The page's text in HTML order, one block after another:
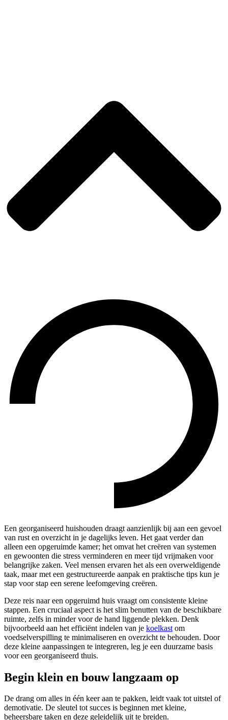
Een georganiseerd huishouden draagt aanzienlijk bij aan een gevoel
van rust en overzicht in je dagelijks leven. Het gaat verder dan
alleen een opgeruimde kamer; het omvat het creëren van systemen
en gewoonten die stress verminderen en meer tijd vrijmaken voor
belangrijke zaken. Veel mensen ervaren het als een overweldigende
taak, maar met een gestructureerde aanpak en praktische tips kun je
stap voor stap een serene leefomgeving creëren.
Deze reis naar een opgeruimd huis vraagt om consistente kleine
stappen. Een cruciaal aspect is het slim benutten van de beschikbare
ruimte, zelfs in minder voor de hand liggende plekken. Denk
bijvoorbeeld aan het efficiënt indelen van je koelkast om
voedselverspilling te minimaliseren en overzicht te behouden. Door
deze kleine aanpassingen te integreren, leg je een duurzame basis
voor een georganiseerd thuis.
Begin klein en bouw langzaam op
De drang om alles in één keer aan te pakken, leidt vaak tot uitstel of
demotivatie. De sleutel tot succes is beginnen met kleine,
beheersbare taken en deze geleidelijk uit te breiden.